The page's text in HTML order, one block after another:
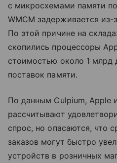
с микросхемами памяти
WMCM задерживается из-
По этой причине на
скопились процессоры
стоимостью около 1
поставок памяти.
По данным Culpium, Apple
рассчитывают
спрос, но опасаются, что
заказов могут быстро
устройств в розничных